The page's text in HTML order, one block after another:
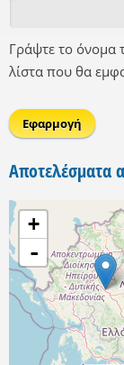
Γράψτε το όνομα
λίστα που θα
Αποτελέσματα
+
-